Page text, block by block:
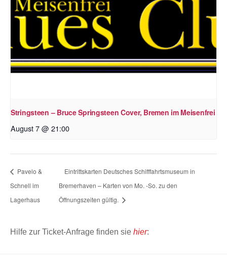
Stringsteen – Bruce Springsteen Cover, Bremen im Meisenfrei
August 7 @ 21:00
Pavelo &
Schnell im
Lagerhaus
Eintrittskarten Deutsches Schifffahrtsmuseum in
Bremerhaven – Karten von Mo. -So. zu den
Öffnungszeiten gültig.
Hilfe zur Ticket-Anfrage finden sie hier: